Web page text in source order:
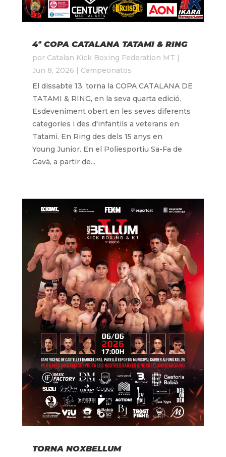
4ª COPA CATALANA TATAMI & RING
por Catalan Kick Boxing Federation MT
Jun 8, 2026
Campeonatos
El dissabte 13, torna la COPA CATALANA DE
TATAMI & RING, en la seva quarta edició.
Esdeveniment obert en les seves diferents
categories i des d'infantils a veterans en
Tatami. En Ring des dels 15 anys en
Young Junior. En el Poliesportiu Sa-Fa de
Gavà, a partir de...
TORNA NOXBELLUM